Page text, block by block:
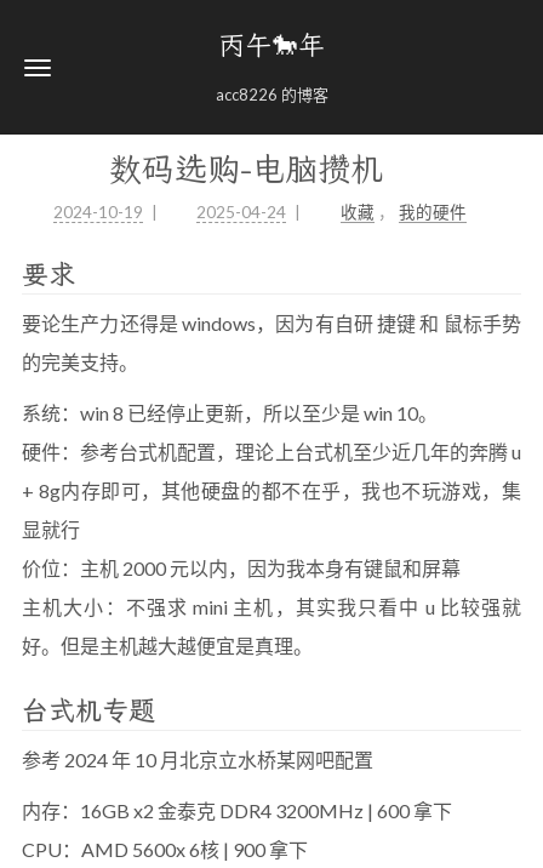
丙午🐎年
acc8226 的博客
数码选购-电脑攒机
2024-10-19 2025-04-24 收藏 ， 我的硬件
要求
要论生产力还得是 windows，因为有自研 捷键 和 鼠标手势
的完美支持。
系统：win 8 已经停止更新，所以至少是 win 10。
硬件：参考台式机配置，理论上台式机至少近几年的奔腾 u
+ 8g内存即可，其他硬盘的都不在乎，我也不玩游戏，集
显就行
价位：主机 2000 元以内，因为我本身有键鼠和屏幕
主机大小：不强求 mini 主机，其实我只看中 u 比较强就
好。但是主机越大越便宜是真理。
台式机专题
参考 2024 年 10 月北京立水桥某网吧配置
内存：16GB x2 金泰克 DDR4 3200MHz | 600 拿下
CPU：AMD 5600x 6核 | 900 拿下